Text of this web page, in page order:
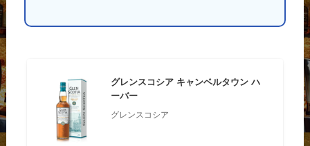
グレンスコシア キャンベルタウン ハ
ーバー
グレンスコシア